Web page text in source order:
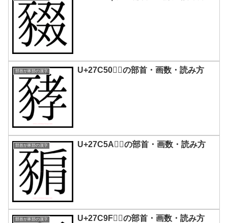
部首が豕部の漢字 U+27C50｜𧱐の部首・画数・読み方
部首が豕部の漢字 U+27C5A｜𧱚の部首・画数・読み方
部首が豕部の漢字 U+27C9F｜𧲟の部首・画数・読み方